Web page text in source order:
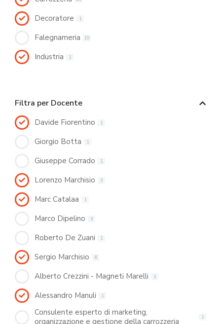
Decoratore 1
Falegnameria 10
Industria 1
Filtra per Docente
Davide Fiorentino 1
Giorgio Botta 1
Giuseppe Corrado 1
Lorenzo Marchisio 3
Marc Catalaa 1
Marco Dipelino 3
Roberto De Zuani 1
Sergio Marchisio 6
Alberto Crezzini - Magneti Marelli 1
Alessandro Manuli 1
Consulente esperto di marketing,
organizzazione e gestione della carrozzeria
1